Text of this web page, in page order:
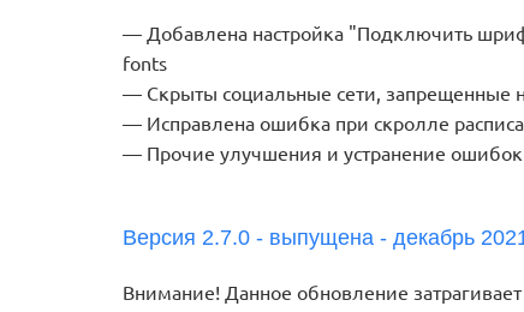
Добавлена настройка "Подключить
fonts
Скрыты социальные сети, запрещенные
Исправлена ошибка при скролле
Прочие улучшения и устранение ошибок
Версия 2.7.0 - выпущена - декабрь
Внимание! Данное обновление